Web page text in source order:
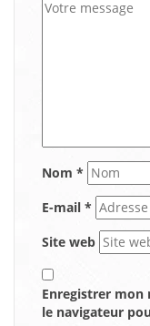
Nom *
E-mail *
Site web
Enregistrer mon
le navigateur